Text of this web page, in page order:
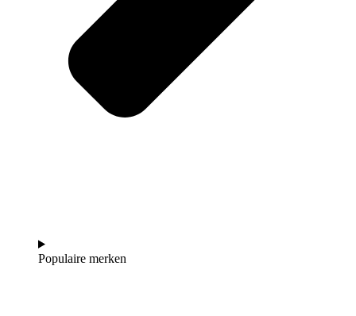
Populaire merken